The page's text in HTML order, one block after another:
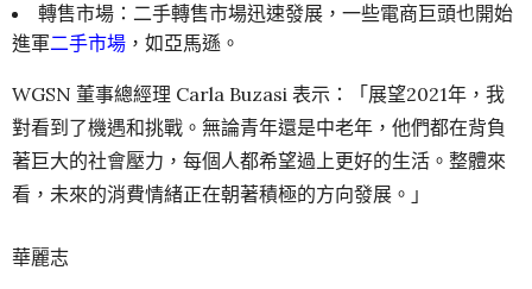
轉售市場：二手轉售市場迅速發展，一些電商巨頭也開始
進軍二手市場 ，如亞馬遜。
WGSN 董事總經理 Carla Buzasi 表示：「展望2021年，我
對看到了機遇和挑戰。無論青年還是中老年，他們都在背負
著巨大的社會壓力，每個人都希望過上更好的生活。整體來
看，未來的消費情緒正在朝著積極的方向發展。」
華麗志